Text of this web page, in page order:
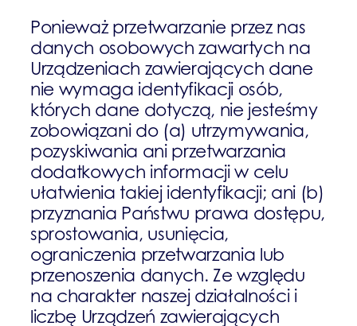
Ponieważ przetwarzanie przez nas
danych osobowych zawartych na
Urządzeniach zawierających dane
nie wymaga identyfikacji osób,
których dane dotyczą, nie jesteśmy
zobowiązani do (a) utrzymywania,
pozyskiwania ani przetwarzania
dodatkowych informacji w celu
ułatwienia takiej identyfikacji; ani (b)
przyznania Państwu prawa dostępu,
sprostowania, usunięcia,
ograniczenia przetwarzania lub
przenoszenia danych. Ze względu
na charakter naszej działalności i
liczbę Urządzeń zawierających